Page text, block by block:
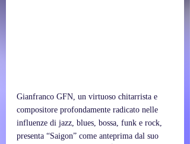
Gianfranco GFN, un virtuoso chitarrista e
compositore profondamente radicato nelle
influenze di jazz, blues, bossa, funk e rock,
presenta “Saigon” come anteprima dal suo